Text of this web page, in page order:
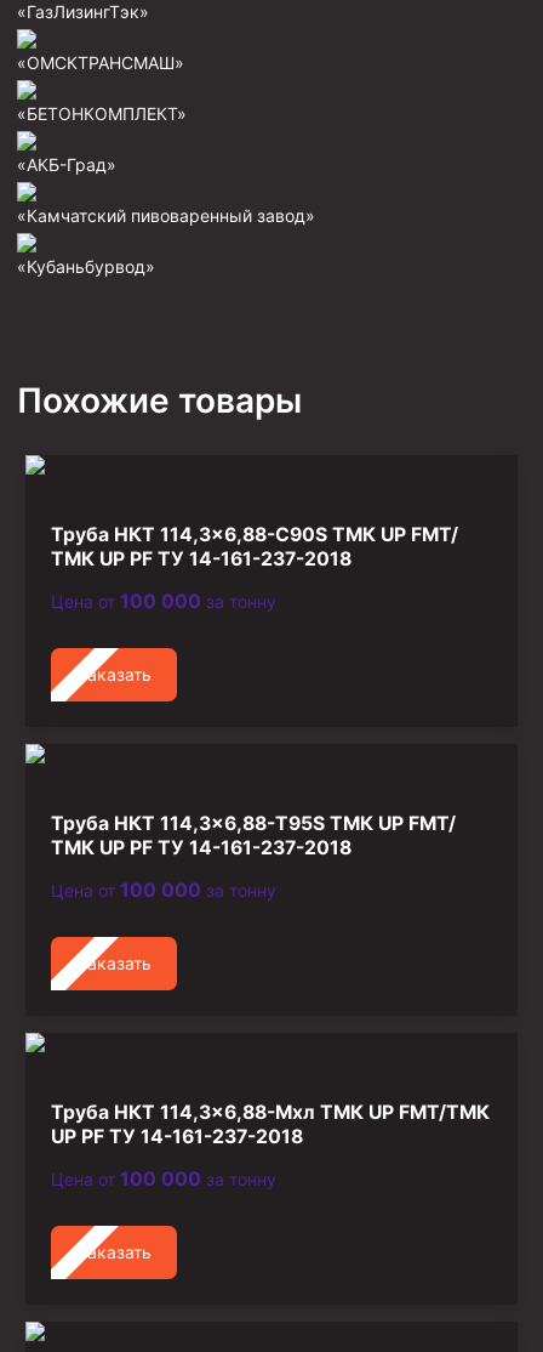
Райберы конусные
Фрезеры кольцевые
Фрезерующие инструменты
Клинья — отклонители
Быстроразъёмные соединения (БРС)
Стропы
Стропы канатные
Стропы текстильные
Канаты стальные
«ГазЛизингТэк»
«ОМСКТРАНСМАШ»
«БЕТОНКОМПЛЕКТ»
«АКБ-Град»
«Камчатский пивоваренный завод»
«Кубаньбурвод»
Похожие товары
Труба НКТ 114,3×6,88-C90S ТМК UP FMT/
ТМК UP PF ТУ 14-161-237-2018
Цена от 100 000 за тонну
Заказать
Труба НКТ 114,3×6,88-T95S ТМК UP FMT/
ТМК UP PF ТУ 14-161-237-2018
Цена от 100 000 за тонну
Заказать
Труба НКТ 114,3×6,88-Мхл ТМК UP FMT/ТМК
UP PF ТУ 14-161-237-2018
Цена от 100 000 за тонну
Заказать